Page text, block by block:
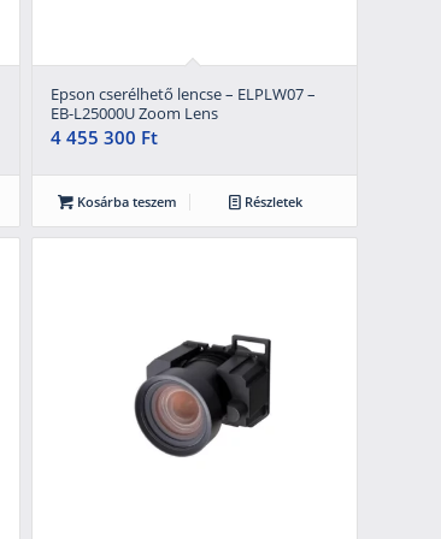
Epson cserélhető lencse – ELPLW07 –
EB-L25000U Zoom Lens
4 455 300 Ft
Kosárba teszem Részletek